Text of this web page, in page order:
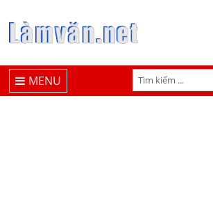
MENU